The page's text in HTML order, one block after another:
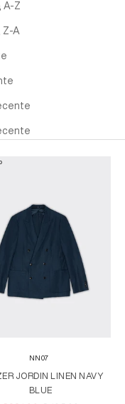
A-Z
Z-A
le opzioni
NN07
JORDIN LINEN NAVY
BLUE